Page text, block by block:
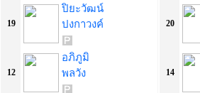
19
ปิยะวัฒน์
ปงกาวงค์
12
อภิภูมิ
พลวัง
20
14